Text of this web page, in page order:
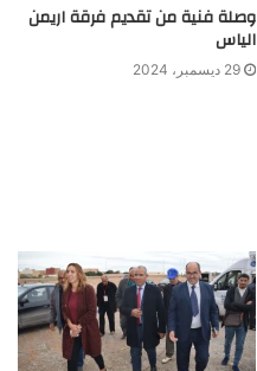
وصلة فنية من تقديم فرقة اريمن
الياس
29 ديسمبر، 2024